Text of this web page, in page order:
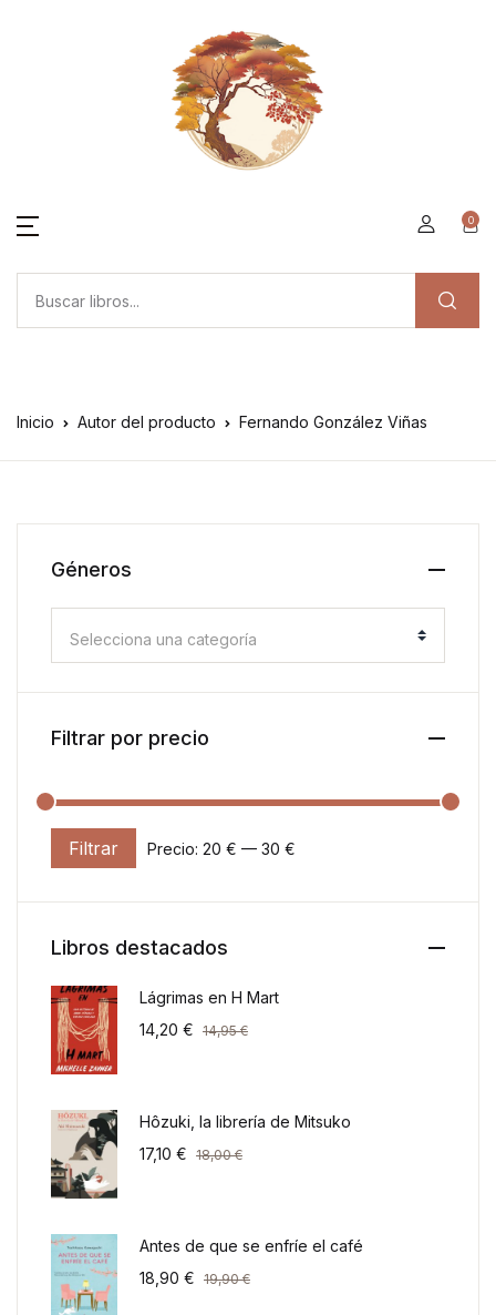
0
Inicio Autor del producto Fernando González Viñas
Géneros
Selecciona una categoría
Filtrar por precio
Precio mínimo
Precio máximo
Filtrar Precio: 20 € — 30 €
Libros destacados
Lágrimas en H Mart
14,20 € 14,95€
Hôzuki, la librería de Mitsuko
17,10 € 18,00€
Antes de que se enfríe el café
18,90 € 19,90€